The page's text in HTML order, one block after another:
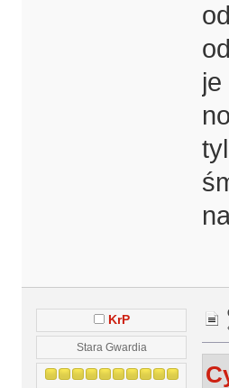
KrP
Stara Gwardia